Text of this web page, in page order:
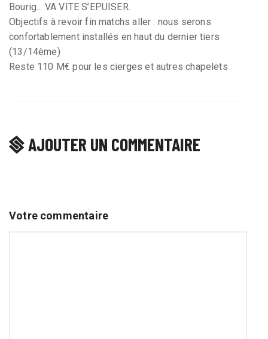
Bourig... VA VITE S’EPUISER.
Objectifs à revoir fin matchs aller : nous serons
confortablement installés en haut du dernier tiers
(13/14ème)
Reste 110 M€ pour les cierges et autres chapelets
AJOUTER UN COMMENTAIRE
Votre commentaire